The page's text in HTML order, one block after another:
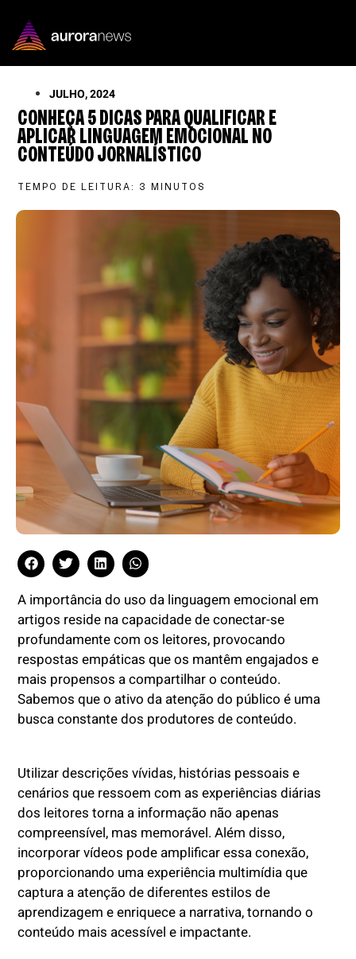
JULHO, 2024
CONHEÇA 5 DICAS PARA QUALIFICAR E
APLICAR LINGUAGEM EMOCIONAL NO
CONTEÚDO JORNALÍSTICO
TEMPO DE LEITURA: 3 MINUTOS
A importância do uso da linguagem emocional em
artigos reside na capacidade de conectar-se
profundamente com os leitores, provocando
respostas empáticas que os mantêm engajados e
mais propensos a compartilhar o conteúdo.
Sabemos que o ativo da atenção do público é uma
busca constante dos produtores de conteúdo.
Utilizar descrições vívidas, histórias pessoais e
cenários que ressoem com as experiências diárias
dos leitores torna a informação não apenas
compreensível, mas memorável. Além disso,
incorporar vídeos pode amplificar essa conexão,
proporcionando uma experiência multimídia que
captura a atenção de diferentes estilos de
aprendizagem e enriquece a narrativa, tornando o
conteúdo mais acessível e impactante.